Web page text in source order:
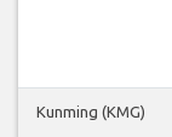
Kunming (KMG)